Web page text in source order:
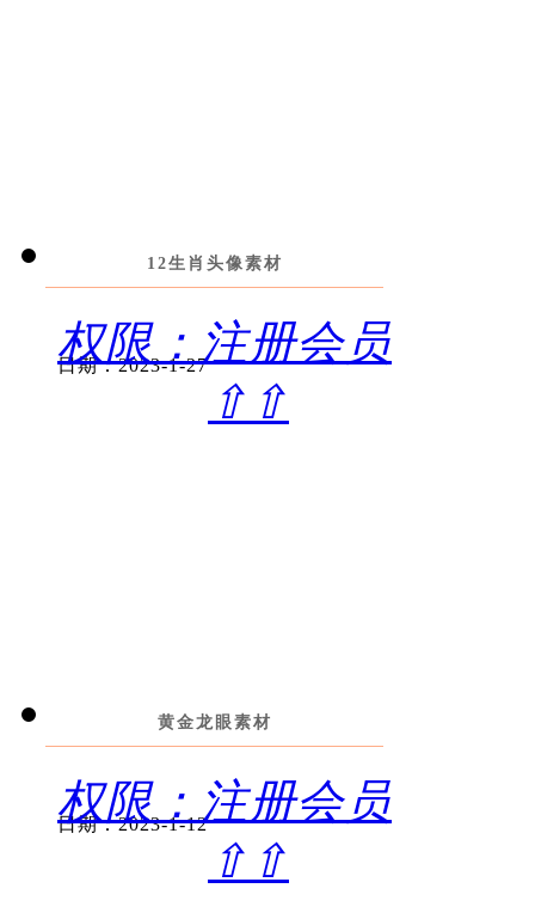
12生肖头像素材
权限：注册会员
⇧⇧
日期：2023-1-27
黄金龙眼素材
权限：注册会员
⇧⇧
日期：2023-1-12